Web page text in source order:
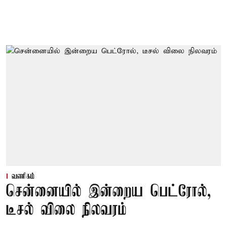
வணிகம்
சென்னையில் இன்றைய பெட்ரோல்,
டீசல் விலை நிலவரம்